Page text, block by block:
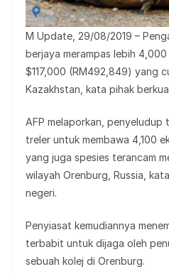
M Update, 29/08/2019 –
berjaya merampas lebih
$117,000 (RM492,849) yang
Kazakhstan, kata pihak
AFP melaporkan, penyeludup
treler untuk membawa 4,100
yang juga spesies terancam
wilayah Orenburg, Russia,
negeri.
Penyiasat kemudiannya
terbabit untuk dijaga oleh
sebuah kolej di Orenburg.